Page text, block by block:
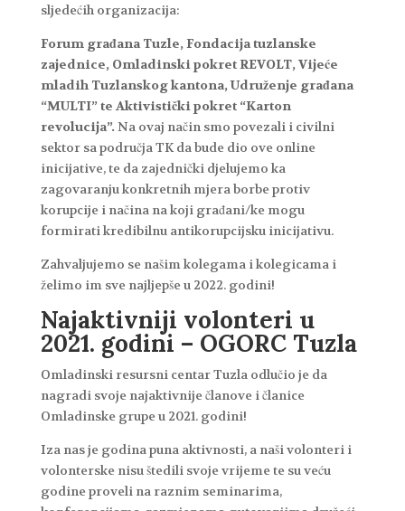
sljedećih organizacija:
Forum građana Tuzle, Fondacija tuzlanske
zajednice, Omladinski pokret REVOLT, Vijeće
mladih Tuzlanskog kantona, Udruženje građana
“MULTI” te Aktivistički pokret “Karton
revolucija”. Na ovaj način smo povezali i civilni
sektor sa područja TK da bude dio ove online
inicijative, te da zajednički djelujemo ka
zagovaranju konkretnih mjera borbe protiv
korupcije i načina na koji građani/ke mogu
formirati kredibilnu antikorupcijsku inicijativu.
Zahvaljujemo se našim kolegama i kolegicama i
želimo im sve najljepše u 2022. godini!
Najaktivniji volonteri u
2021. godini – OGORC Tuzla
Omladinski resursni centar Tuzla odlučio je da
nagradi svoje najaktivnije članove i članice
Omladinske grupe u 2021. godini!
Iza nas je godina puna aktivnosti, a naši volonteri i
volonterske nisu štedili svoje vrijeme te su veću
godine proveli na raznim seminarima,